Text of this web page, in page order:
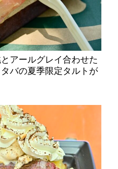
とアールグレイ合わせた
バの夏季限定タルトが